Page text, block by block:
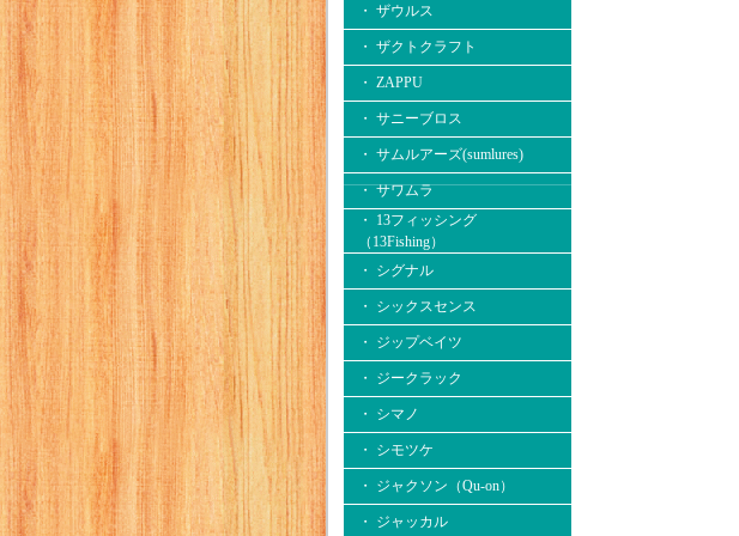
・ ザウルス
・ ザクトクラフト
・ ZAPPU
・ サニーブロス
・ サムルアーズ(sumlures)
・ サワムラ
・ 13フィッシング
（13Fishing）
・ シグナル
・ シックスセンス
・ ジップベイツ
・ ジークラック
・ シマノ
・ シモツケ
・ ジャクソン（Qu-on）
・ ジャッカル